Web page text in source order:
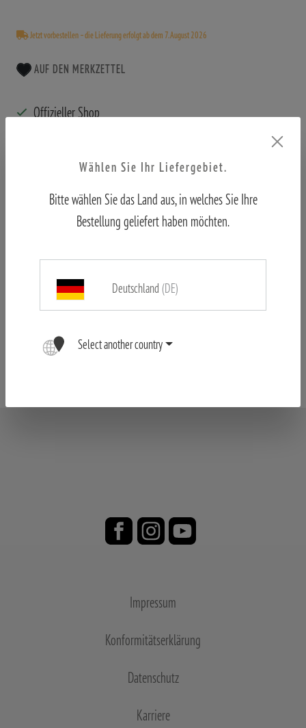
Jetzt vorbestellen – die Lieferung erfolgt ab dem 7. August 2026
AUF DEN MERKZETTEL
Offizieller Shop
10.000+ zufriedene Kunden weltweit
Artikel-Nr. 80106554
Impressum
Konformitätserklärung
Datenschutz
Karriere
Wählen Sie Ihr Liefergebiet.
Bitte wählen Sie das Land aus, in welches Sie Ihre
Bestellung geliefert haben möchten.
Deutschland (DE)
Select another country